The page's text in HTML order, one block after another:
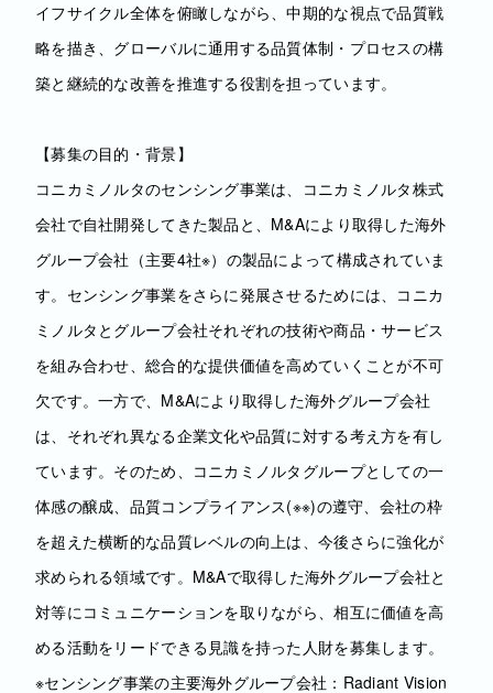
イフサイクル全体を俯瞰しながら、中期的な視点で品質戦
略を描き、グローバルに通用する品質体制・プロセスの構
築と継続的な改善を推進する役割を担っています。
【募集の目的・背景】
コニカミノルタのセンシング事業は、コニカミノルタ株式
会社で自社開発してきた製品と、M&Aにより取得した海外
グループ会社（主要4社※）の製品によって構成されていま
す。センシング事業をさらに発展させるためには、コニカ
ミノルタとグループ会社それぞれの技術や商品・サービス
を組み合わせ、総合的な提供価値を高めていくことが不可
欠です。一方で、M&Aにより取得した海外グループ会社
は、それぞれ異なる企業文化や品質に対する考え方を有し
ています。そのため、コニカミノルタグループとしての一
体感の醸成、品質コンプライアンス(※※)の遵守、会社の枠
を超えた横断的な品質レベルの向上は、今後さらに強化が
求められる領域です。M&Aで取得した海外グループ会社と
対等にコミュニケーションを取りながら、相互に価値を高
める活動をリードできる見識を持った人財を募集します。
※センシング事業の主要海外グループ会社：Radiant Vision